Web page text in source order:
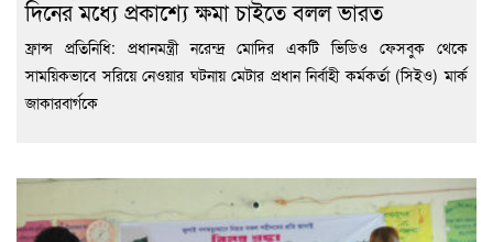
দিনের মধ্যে প্রকাশ্যে ক্ষমা চাইতে বলল ভারত
ফ্রান্স প্রতিনিধি: প্রধানমন্ত্রী নরেন্দ্র মোদির একটি ভিডিও ফেসবুক থেকে
সাময়িকভাবে সরিয়ে নেওয়ার ঘটনায় মেটার প্রধান নির্বাহী কর্মকর্তা (সিইও) মার্ক
জাকারবার্গকে